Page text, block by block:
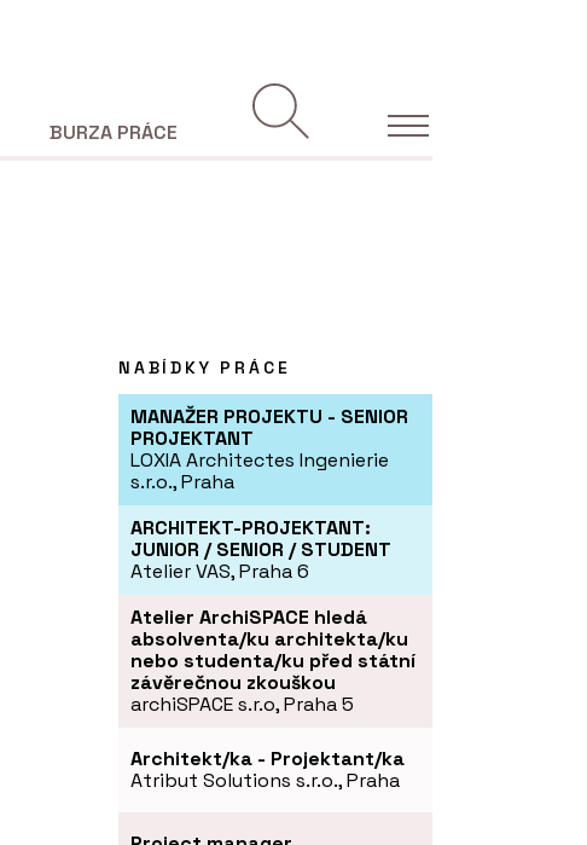
BURZA PRÁCE
NABÍDKY PRÁCE
MANAŽER PROJEKTU - SENIOR
PROJEKTANT
LOXIA Architectes Ingenierie
s.r.o., Praha
ARCHITEKT-PROJEKTANT:
JUNIOR / SENIOR / STUDENT
Atelier VAS, Praha 6
Atelier ArchiSPACE hledá
absolventa/ku architekta/ku
nebo studenta/ku před státní
závěrečnou zkouškou
archiSPACE s.r.o, Praha 5
Architekt/ka - Projektant/ka
Atribut Solutions s.r.o., Praha